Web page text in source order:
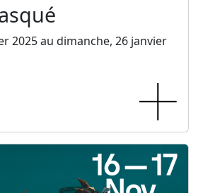
2025 au dimanche, 26 janvier